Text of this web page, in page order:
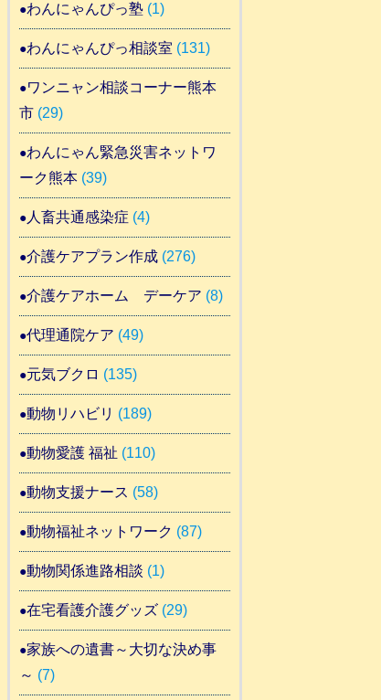
わんにゃんぴっ塾(1)
わんにゃんぴっ相談室 (131)
ワンニャン相談コーナー熊本
市(29)
わんにゃん緊急災害ネットワ
ーク熊本(39)
人畜共通感染症 (4)
介護ケアプラン作成(276)
介護ケアホーム デーケア (8)
代理通院ケア (49)
元気ブクロ (135)
動物リハビリ (189)
動物愛護 福祉 (110)
動物支援ナース (58)
動物福祉ネットワーク (87)
動物関係進路相談 (1)
在宅看護介護グッズ(29)
家族への遺書～大切な決め事
～ (7)